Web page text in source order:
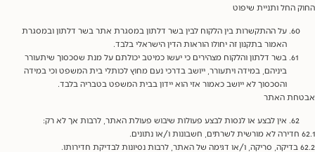
החל ותניית שיפוט
על ההתקשרות בין הלקוח לבין בשר דלתון במסגרת אתר בשר דלתון ובמסגרת
האמור בתקנון זה יחולו הוראות הדין הישראלי בלבד.
בשר דלתון והלקוח מצהירים כי יעשו כמיטב יכולתם על מנת שסכסוך שיתעורר
ביניהם, במידה ויתעורר, ייושב בדרכי נעם מחוץ לכותלי בית המשפט וכי במידה
והסכסוך לא ייושב כאמור אזי הוא יידון בבית המשפט בטבריה בלבד.
האתר
אין לבצע או לנסות לבצע פעולות שיבוש פעולת האתר, לרבות אך לא רק: